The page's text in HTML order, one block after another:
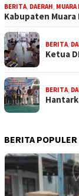
BERITA, DAERAH, MUARA
Kabupaten
BERITA,
Ketua
BERITA,
BERITA POPULER